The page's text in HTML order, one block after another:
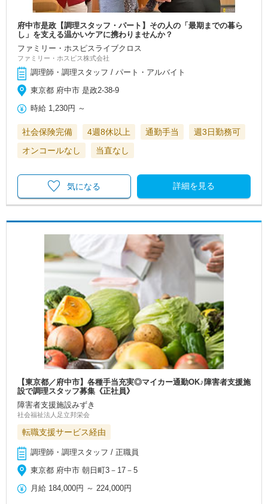
府中市是政【調理スタッフ・パート】その人の「最期までの暮ら
し」を支える温かいケアに携わりませんか？
ファミリー・ホスピスライブクロス
ファミリー・ホスピス株式会社
調理師・調理スタッフ / パート・アルバイト
東京都 府中市 是政2-38-9
時給 1,230円 ～
社会保険完備 4週8休以上 通勤手当
週3日勤務可
オンコールなし
当直なし
詳細を見る
気になる
【東京都／府中市】各種手当充実◎マイカー通勤OK♪障害者支援施
設で調理スタッフ募集《正社員》
障害者支援施設みずき
社会福祉法人足立邦栄会
転職支援サービス経由
調理師・調理スタッフ / 正職員
東京都 府中市 朝日町3－17－5
月給 184,000円 ～224,000円